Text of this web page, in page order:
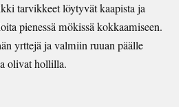
tarvikkeet löytyvät kaapista ja
pienessä mökissä kokkaamiseen.
yrttejä ja valmiin ruuan päälle
olivat hollilla.